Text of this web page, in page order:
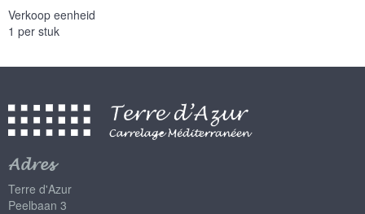
Verkoop eenheid
1 per stuk
Adres
Terre d'Azur
Peelbaan 3